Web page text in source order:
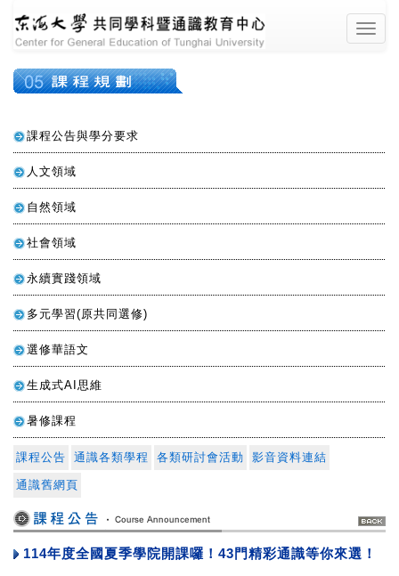
東海大學共同學
科暨通識教育中
心
課程公告與學分要求
人文領域
自然領域
社會領域
永續實踐領域
多元學習(原共同選修)
選修華語文
生成式AI思維
暑修課程
課程公告 通識各類學程 各類研討會活動 影音資料連結
通識舊網頁
114年度全國夏季學院開課囉！43門精彩通識等你來選！